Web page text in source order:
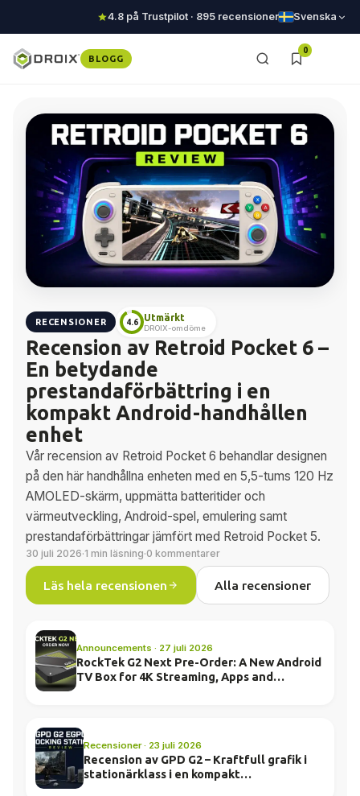
4.8 på Trustpilot · 895 recensioner Svenska
BLOGG
0
RECENSIONER 4.6 Utmärkt
DROIX-omdöme
Recension av Retroid Pocket 6 –
En betydande
prestandaförbättring i en
kompakt Android-handhållen
enhet
Vår recension av Retroid Pocket 6 behandlar designen
på den här handhållna enheten med en 5,5-tums 120 Hz
AMOLED-skärm, uppmätta batteritider och
värmeutveckling, Android-spel, emulering samt
prestandaförbättringar jämfört med Retroid Pocket 5.
30 juli 2026·1 min läsning·0 kommentarer
Läs hela recensionen Alla recensioner
Announcements · 27 juli 2026
RockTek G2 Next Pre-Order: A New Android
TV Box for 4K Streaming, Apps and
Everyday Entertainment
Recensioner · 23 juli 2026
Recension av GPD G2 – Kraftfull grafik i
stationärklass i en kompakt
dockningsstation